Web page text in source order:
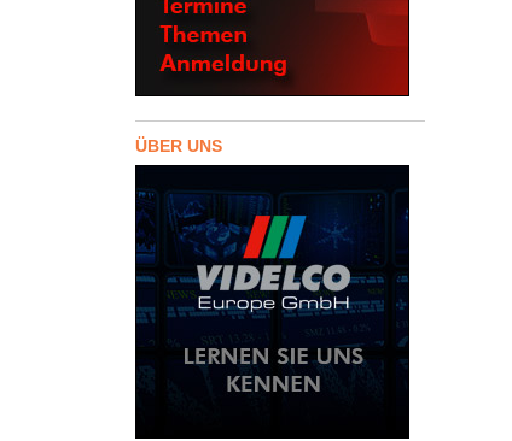
ÜBER UNS